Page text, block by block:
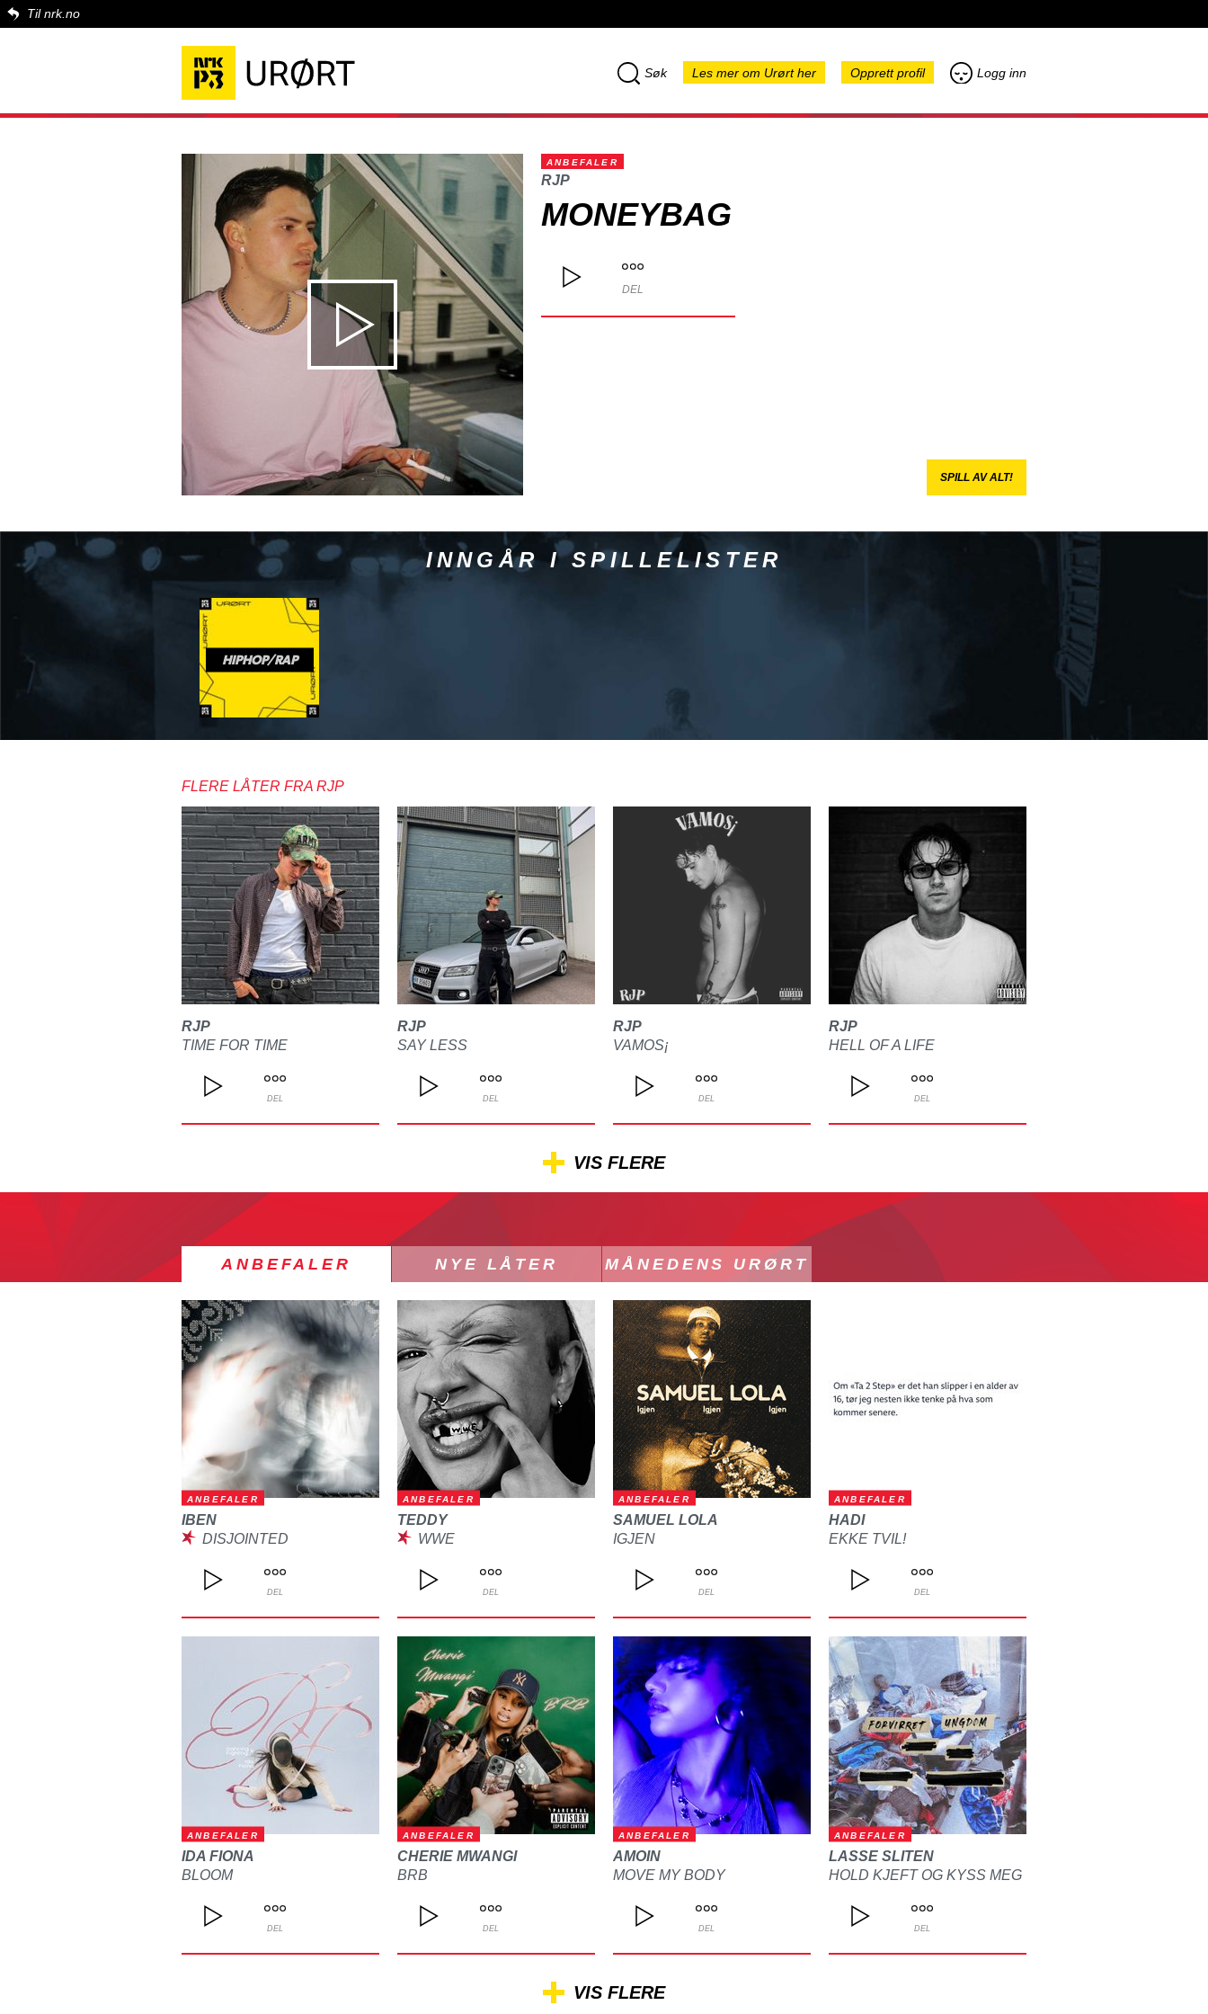
Til nrk.no
Søk Les mer om Urørt her Opprett profil Logg inn
ANBEFALER
RJP
MONEYBAG
DEL
SPILL AV ALT!
INNGÅR I SPILLELISTER
HIPHOP/RAP
FLERE LÅTER FRA RJP
RJP
TIME FOR TIME
DEL
RJP
SAY LESS
DEL
RJP
VAMOS¡
DEL
RJP
HELL OF A LIFE
DEL
VIS FLERE
ANBEFALER NYE LÅTER MÅNEDENS URØRT
ANBEFALER
IBEN
DISJOINTED
DEL
ANBEFALER
TEDDY
WWE
DEL
ANBEFALER
SAMUEL LOLA
IGJEN
DEL
ANBEFALER
HADI
EKKE TVIL!
DEL
ANBEFALER
IDA FIONA
BLOOM
DEL
ANBEFALER
CHERIE MWANGI
BRB
DEL
ANBEFALER
AMOIN
MOVE MY BODY
DEL
ANBEFALER
LASSE SLITEN
HOLD KJEFT OG KYSS MEG
DEL
VIS FLERE